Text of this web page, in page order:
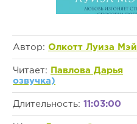
Автор: Олкотт Луиза Мэй
Читает: Павлова Дарья
озвучка)
Длительность: 11:03:00